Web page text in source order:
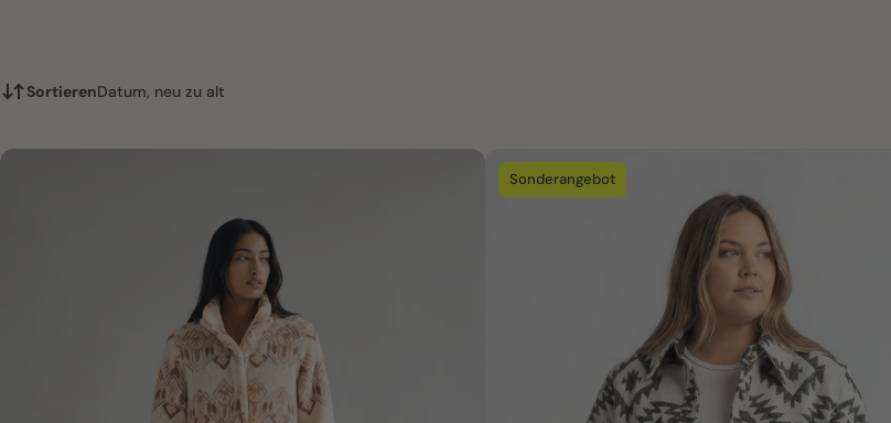
SortierenDatum, neu zu alt
Sonderangebot